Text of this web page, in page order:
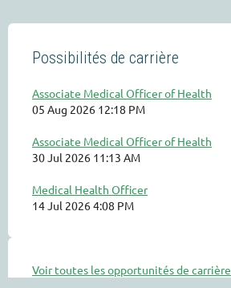
Possibilités de carrière
Associate Medical Officer of Health
05 Aug 2026 12:18 PM
Associate Medical Officer of Health
30 Jul 2026 11:13 AM
Medical Health Officer
14 Jul 2026 4:08 PM
Voir toutes les opportunités de carrière